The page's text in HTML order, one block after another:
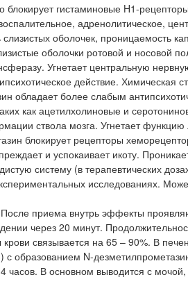
гистаминовые H1-
адренолитическое,
оболочек, проницаемость
оболочки ротовой и носовой
Угнетает центральную
действие. Химическая
обладает более слабым
как ацетилхолиновые и
ствола мозга. Угнетает
блокирует рецепторы
и успокаивает икоту.
систему (в терапевтических
исследованиях.
приема внутрь эффекты
через 20 минут.
связывается на 65 – 90%. В
образованием N-
часов. В основном выводится с